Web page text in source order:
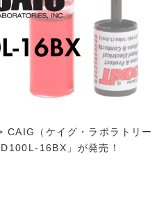
CAIG（ケイグ・ラボラトリー
16BX」が発売！